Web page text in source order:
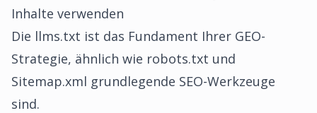
Inhalte verwenden
Die llms.txt ist das Fundament Ihrer GEO-
Strategie, ähnlich wie robots.txt und
Sitemap.xml grundlegende SEO-Werkzeuge
sind.